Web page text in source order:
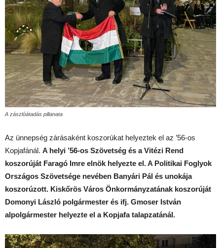
A zászlóátadás pillanata
Az ünnepség zárásaként koszorúkat helyeztek el az ’56-os
Kopjafánál. A helyi ’56-os Szövetség és a Vitézi Rend
koszorúját Faragó Imre elnök helyezte el. A Politikai Foglyok
Országos Szövetsége nevében Banyári Pál és unokája
koszorúzott. Kiskőrös Város Önkormányzatának koszorúját
Domonyi László polgármester és ifj. Gmoser István
alpolgármester helyezte el a Kopjafa talapzatánál.